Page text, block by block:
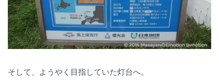
そして、ようやく目指していた灯台へ。